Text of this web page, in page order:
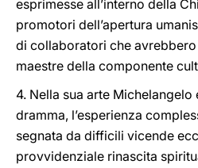
esprimesse all’interno della
promotori dell’apertura
di collaboratori che
maestre della componente
4. Nella sua arte
dramma, l’esperienza
segnata da difficili vicende
provvidenziale rinascita